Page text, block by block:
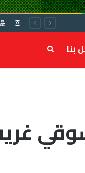
بنا بحث
عن